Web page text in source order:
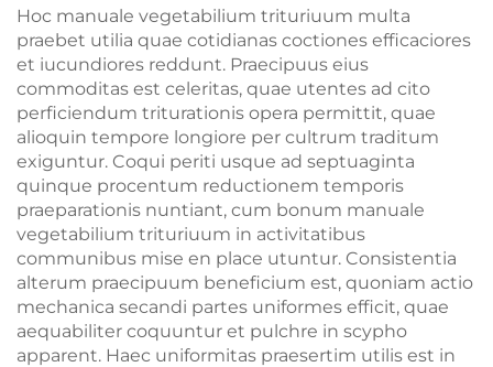
ad usum barbecue,
fornaces, et
instrumenta ad usum
barbecue
culīnā, trītūrātor
carnis, trītūrātor ad
carnem pullulātam, ad
porcum trītum,
bovem, et avem
gallīnam,
multifunctionālis,
dūrābilis, amīca
ambientis.
Hoc manuale vegetabilium trituriuum multa
praebet utilia quae cotidianas coctiones efficaciores
et iucundiores reddunt. Praecipuus eius
commoditas est celeritas, quae utentes ad cito
perficiendum triturationis opera permittit, quae
alioquin tempore longiore per cultrum traditum
exiguntur. Coqui periti usque ad septuaginta
quinque procentum reductionem temporis
praeparationis nuntiant, cum bonum manuale
vegetabilium trituriuum in activitatibus
communibus mise en place utuntur. Consistentia
alterum praecipuum beneficium est, quoniam actio
mechanica secandi partes uniformes efficit, quae
aequabiliter coquuntur et pulchre in scypho
apparent. Haec uniformitas praesertim utilis est in